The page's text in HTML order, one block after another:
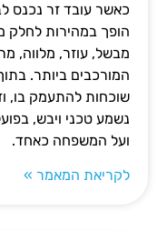
כאשר עובד זר נכנס
הופך במהירות
מבשל, עוזר, מלווה,
המורכבים ביותר.
שוכחות להתעמק בו,
נשמע טכני ויבש,
ועל המשפחה כאחד.
לקריאת המאמר »